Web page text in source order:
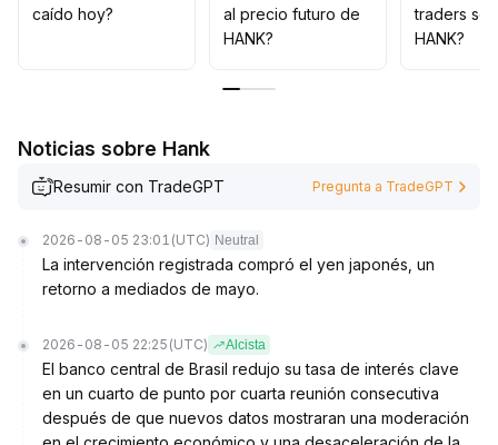
(referencia en el nivel xxx), y seguir atentamente la
tendencia y la ruptura de resistencias para aprovechar
caído hoy?
al precio futuro de
HANK?
traders
HANK?
Noticias sobre Hank
Resumir con TradeGPT Pregunta a TradeGPT
2026-08-05 23:01 (UTC) Neutral
La intervención registrada compró el yen japonés, un
retorno a mediados de mayo.
2026-08-05 22:25 (UTC) Alcista
El banco central de Brasil redujo su tasa de interés clave
en un cuarto de punto por cuarta reunión consecutiva
después de que nuevos datos mostraran una moderación